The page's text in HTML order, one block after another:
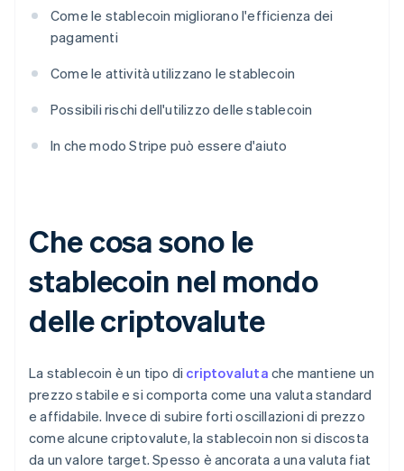
Come le stablecoin migliorano l'efficienza dei
pagamenti
Come le attività utilizzano le stablecoin
Possibili rischi dell'utilizzo delle stablecoin
In che modo Stripe può essere d'aiuto
Che cosa sono le
stablecoin nel mondo
delle criptovalute
La stablecoin è un tipo di criptovaluta che mantiene un
prezzo stabile e si comporta come una valuta standard
e affidabile. Invece di subire forti oscillazioni di prezzo
come alcune criptovalute, la stablecoin non si discosta
da un valore target. Spesso è ancorata a una valuta fiat